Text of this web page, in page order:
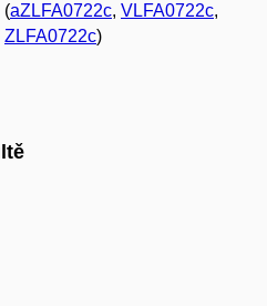
(aZLFA0722c, VLFA0722c,
ZLFA0722c)